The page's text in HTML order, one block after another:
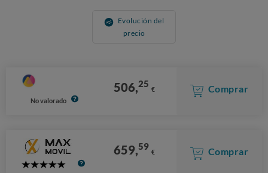
Evolución del
precio
No valorado
506,25 € Comprar
5
659,59 € Comprar